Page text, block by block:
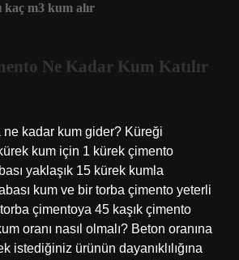
kaç m3 kum alır
Ne Kadar Kum Katılır
ne kadar kum gider? Küreği
kum için 1 kürek çimento
yaklaşık 15 kürek kumla
kum ve bir torba çimento yeterli
çimentoya 45 kaşık çimento
oranı nasıl olmalı? Beton oranına
istediğiniz ürünün dayanıklılığına